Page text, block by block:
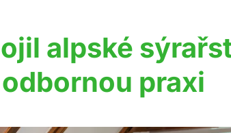
alpské
praxi